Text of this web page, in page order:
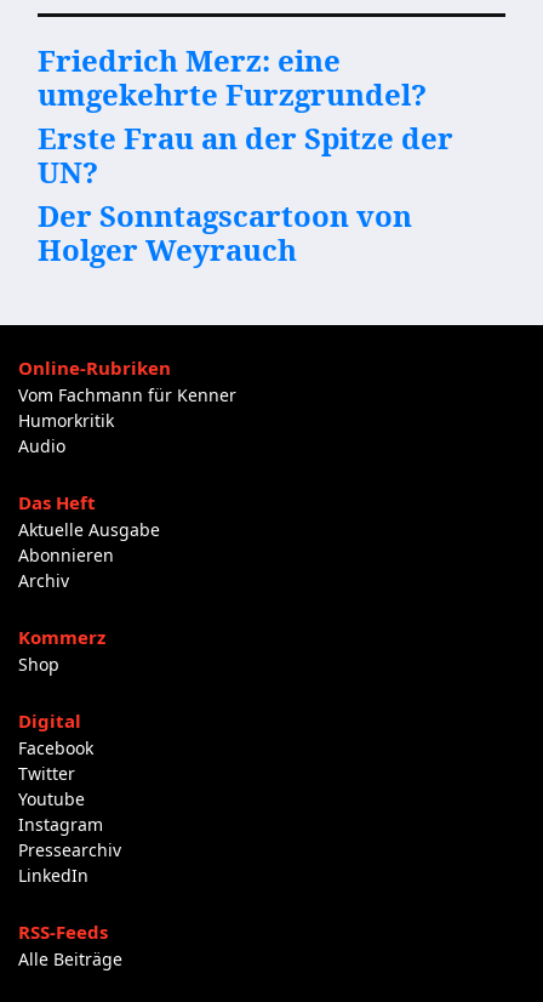
Friedrich Merz: eine
umgekehrte Furzgrundel?
Erste Frau an der Spitze der
UN?
Der Sonntagscartoon von
Holger Weyrauch
Online-Rubriken
Vom Fachmann für Kenner
Humorkritik
Audio
Das Heft
Aktuelle Ausgabe
Abonnieren
Archiv
Kommerz
Shop
Digital
Facebook
Twitter
Youtube
Instagram
Pressearchiv
LinkedIn
RSS-Feeds
Alle Beiträge